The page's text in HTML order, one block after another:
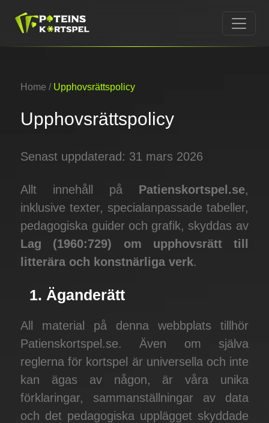
Home / Upphovsrättspolicy
Upphovsrättspolicy
Senast uppdaterad: 31 mars 2026
Allt innehåll på Patienskortspel.se,
inklusive texter, specialanpassade tabeller,
pedagogiska guider och grafik, skyddas av
Lag (1960:729) om upphovsrätt till
litterära och konstnärliga verk.
1. Äganderätt
All material på denna webbplats tillhör
Patienskortspel.se. Även om själva
reglerna för kortspel är universella och inte
kan ägas av någon, är våra unika
förklaringar, sammanställningar av data
och det pedagogiska upplägget skyddade